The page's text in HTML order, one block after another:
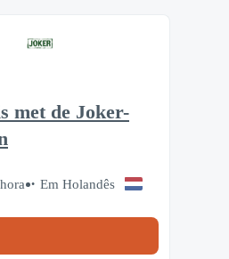
met de Joker-
Em Holandês